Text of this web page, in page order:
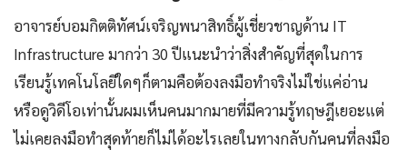
อาจารย์บอมกิตติทัศน์เจริญพนาสิทธิ์ผู้เชี่ยวชาญด้าน IT
Infrastructure มากว่า 30 ปีแนะนำว่าสิ่งสำคัญที่สุดในการ
เรียนรู้เทคโนโลยีใดๆก็ตามคือต้องลงมือทำจริงไม่ใช่แค่อ่าน
หรือดูวิดีโอเท่านั้นผมเห็นคนมากมายที่มีความรู้ทฤษฎีเยอะแต่
ไม่เคยลงมือทำสุดท้ายก็ไม่ได้อะไรเลยในทางกลับกันคนที่ลงมือ